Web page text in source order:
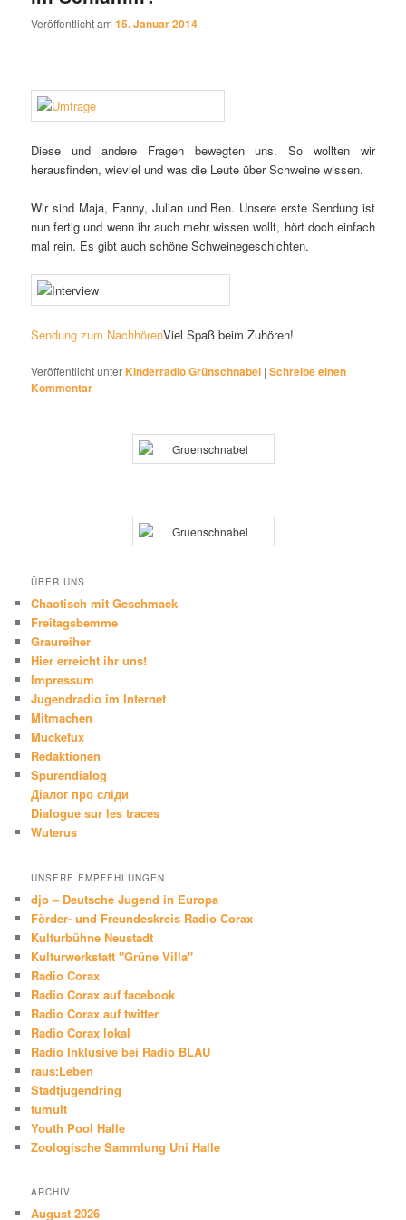
Veröffentlicht am15. Januar 2014
Diese und andere Fragen bewegten uns. So wollten wir
herausfinden, wieviel und was die Leute über Schweine wissen.
Wir sind Maja, Fanny, Julian und Ben. Unsere erste Sendung ist
nun fertig und wenn ihr auch mehr wissen wollt, hört doch einfach
mal rein. Es gibt auch schöne Schweinegeschichten.
Sendung zum NachhörenViel Spaß beim Zuhören!
Veröffentlicht unterKinderradio Grünschnabel |Schreibe einen
Kommentar
ÜBER UNS
Chaotisch mit Geschmack
Freitagsbemme
Graureiher
Hier erreicht ihr uns!
Impressum
Jugendradio im Internet
Mitmachen
Muckefux
Redaktionen
Spurendialog
Діалог про сліди
Dialogue sur les traces
Wuterus
UNSERE EMPFEHLUNGEN
djo – Deutsche Jugend in Europa
Förder- und Freundeskreis Radio Corax
Kulturbühne Neustadt
Kulturwerkstatt "Grüne Villa"
Radio Corax
Radio Corax auf facebook
Radio Corax auf twitter
Radio Corax lokal
Radio Inklusive bei Radio BLAU
raus:Leben
Stadtjugendring
tumult
Youth Pool Halle
Zoologische Sammlung Uni Halle
ARCHIV
August 2026